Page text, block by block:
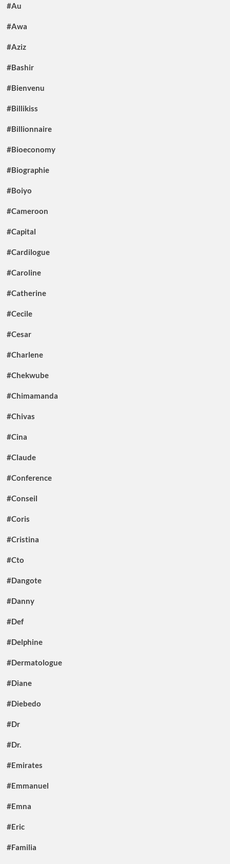
#Au
#Awa
#Aziz
#Bashir
#Bienvenu
#Billikiss
#Billionnaire
#Bioeconomy
#Biographie
#Boiyo
#Cameroon
#Capital
#Cardilogue
#Caroline
#Catherine
#Cecile
#Cesar
#Charlene
#Chekwube
#Chimamanda
#Chivas
#Cina
#Claude
#Conference
#Conseil
#Coris
#Cristina
#Cto
#Dangote
#Danny
#Def
#Delphine
#Dermatologue
#Diane
#Diebedo
#Dr
#Dr.
#Emirates
#Emmanuel
#Emna
#Eric
#Familia